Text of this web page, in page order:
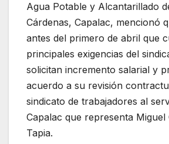
Agua Potable y Alcantarillado
Cárdenas, Capalac, mencionó
antes del primero de abril que
principales exigencias del
solicitan incremento salarial y
acuerdo a su revisión
sindicato de trabajadores al
Capalac que representa Miguel
Tapia.